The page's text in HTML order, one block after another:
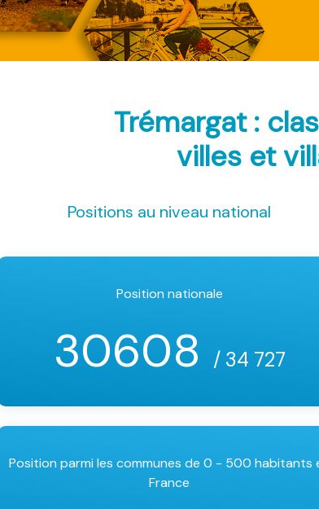
Trémargat :
villes et
Positions au niveau national
Position nationale
30608 / 34 727
Position parmi les communes de 0 - 500 habitants
France